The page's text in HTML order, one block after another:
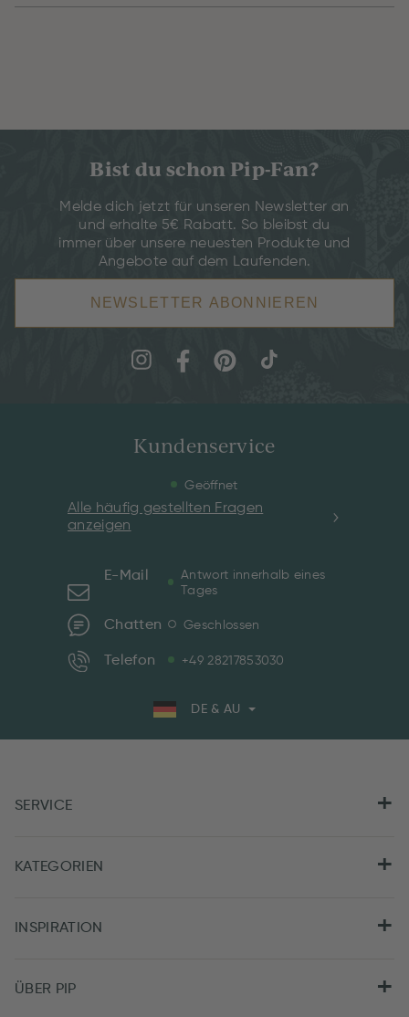
Bist du schon Pip-Fan?
Melde dich jetzt für unseren Newsletter an
und erhalte 5€ Rabatt. So bleibst du
immer über unsere neuesten Produkte und
Angebote auf dem Laufenden.
NEWSLETTER ABONNIEREN
Kundenservice
Geöffnet
Alle häufig gestellten Fragen
anzeigen
E-Mail
Antwort innerhalb eines
Tages
Chatten Geschlossen
Telefon +49 28217853030
DE & AU
SERVICE
KATEGORIEN
INSPIRATION
ÜBER PIP